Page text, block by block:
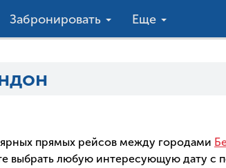
Забронировать Еще
прямых рейсов между городами
выбрать любую интересующую дату с